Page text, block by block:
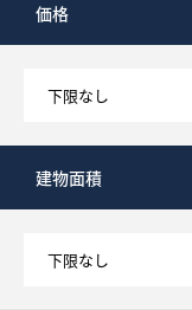
価格
建物面積